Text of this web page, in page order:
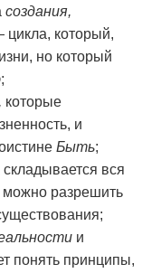
создания,
который,
но который
;
которые
и
Быть;
складывается вся
разрешить
и
понять принципы,